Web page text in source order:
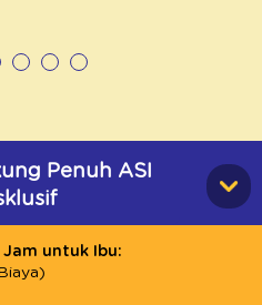
Penuh ASI
Jam untuk Ibu: